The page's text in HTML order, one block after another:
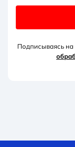
Подписываясь